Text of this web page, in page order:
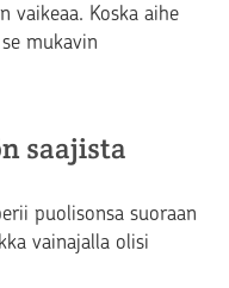
vaikeaa. Koska aihe
mukavin
saajista
puolisonsa suoraan
vainajalla olisi